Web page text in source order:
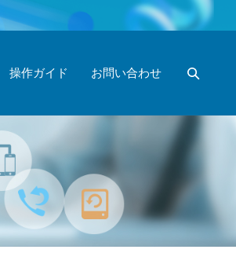
操作ガイド お問い合わせ